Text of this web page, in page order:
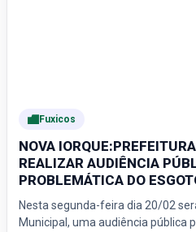
Fuxicos
NOVA
REALIZAR AUDIÊNCIA
PROBLEMÁTICA DO
Nesta segunda-feira dia 20/02
Municipal, uma audiência pública